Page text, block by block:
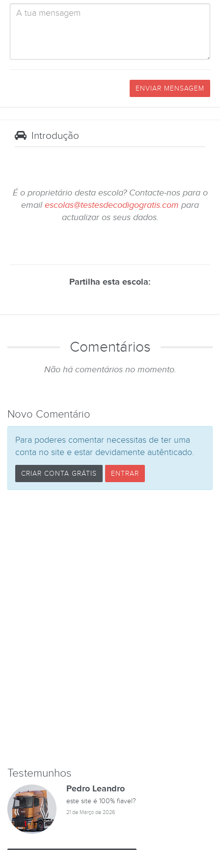
ENVIAR MENSAGEM
Introdução
É o proprietário desta escola? Contacte-nos para o
emailescolas@testesdecodigogratis.com para
actualizar os seus dados.
Partilha esta escola:
Comentários
Não há comentários no momento.
Novo Comentário
Para poderes comentar necessitas de ter uma
conta no site e estar devidamente autênticado.
CRIAR CONTA GRÁTIS ENTRAR
Testemunhos
Pedro Leandro
este site é 100% fiavel?
21 de Março de 2026